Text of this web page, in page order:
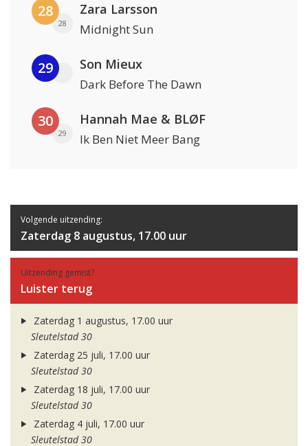
28
28
Zara Larsson
Midnight Sun
29 Son Mieux
Dark Before The Dawn
30
29
Hannah Mae & BLØF
Ik Ben Niet Meer Bang
Volgende uitzending:
Zaterdag 8 augustus, 17.00 uur
Uitzending gemist?
Luister terug
Zaterdag 1 augustus, 17.00 uur
Sleutelstad 30
Zaterdag 25 juli, 17.00 uur
Sleutelstad 30
Zaterdag 18 juli, 17.00 uur
Sleutelstad 30
Zaterdag 4 juli, 17.00 uur
Sleutelstad 30